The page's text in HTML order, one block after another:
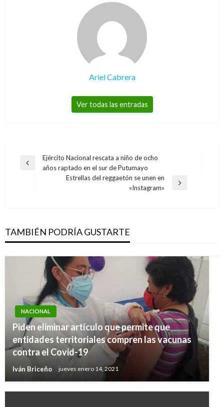
Ariel Cabrera
Ver todas las entradas
Navegación
Entrada
Ejército Nacional rescata a niño de ocho
años raptado en el sur de Putumayo
Estrellas del reggaetón se unen en
«Instagram»
TAMBIÉN PODRÍA GUSTARTE
NACIONAL
Piden eliminar artículo que permite que
entidades territoriales compren las vacunas
contra el Covid-19
Iván Briceño jueves enero 14, 2021